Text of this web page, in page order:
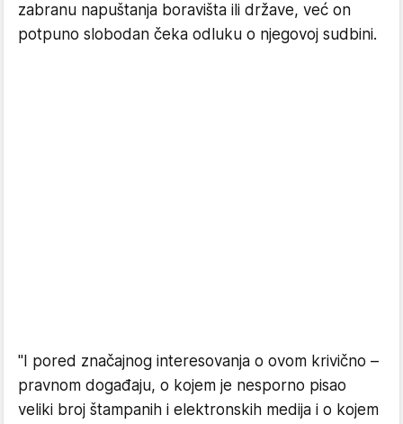
zabranu napuštanja boravišta ili države, već on
potpuno slobodan čeka odluku o njegovoj sudbini.
"I pored značajnog interesovanja o ovom krivično –
pravnom događaju, o kojem je nesporno pisao
veliki broj štampanih i elektronskih medija i o kojem